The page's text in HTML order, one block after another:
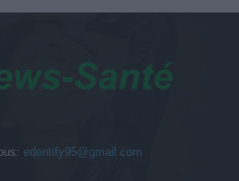
edentify95@gmail.com